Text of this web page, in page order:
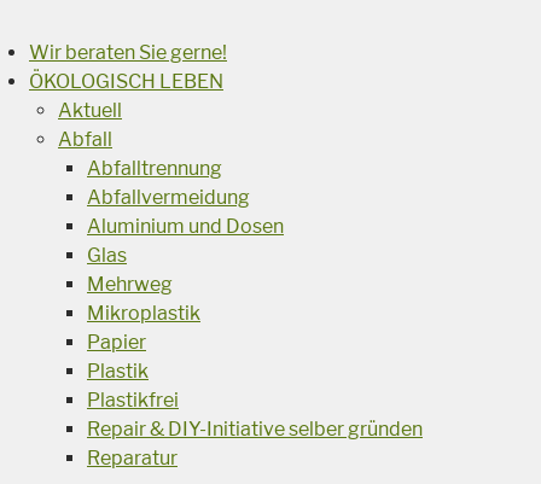
Wir beraten Sie gerne!
ÖKOLOGISCH LEBEN
Aktuell
Abfall
Abfalltrennung
Abfallvermeidung
Aluminium und Dosen
Glas
Mehrweg
Mikroplastik
Papier
Plastik
Plastikfrei
Repair & DIY-Initiative selber gründen
Reparatur